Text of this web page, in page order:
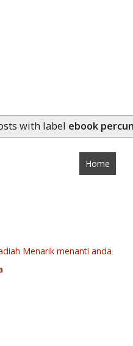
with label ebook
Home
Menarik menanti anda